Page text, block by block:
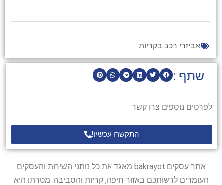
שתף :
לפרטים נוספים צרו קשר
התקשרו עכשיו!
אביזרי רכב בקריות
אתר עסקים bakrayot מאגד את כל נותני השירות והעסקים
העומדים לרשותכם באזור חיפה, קריות והסביבה. מטרתו היא